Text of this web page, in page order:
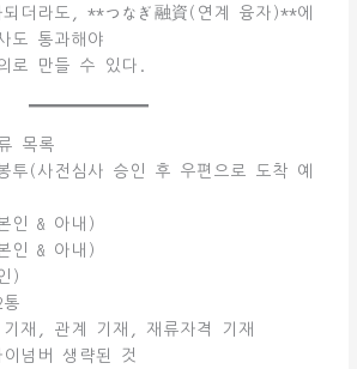
되더라도, **つなぎ融資(연계 융자)**에
도 통과해야
로 만들 수 있다.
목록
투(사전심사 승인 후 우편으로 도착 예
인 & 아내)
인 & 아내)
)
재, 관계 기재, 재류자격 기재
넘버 생략된 것